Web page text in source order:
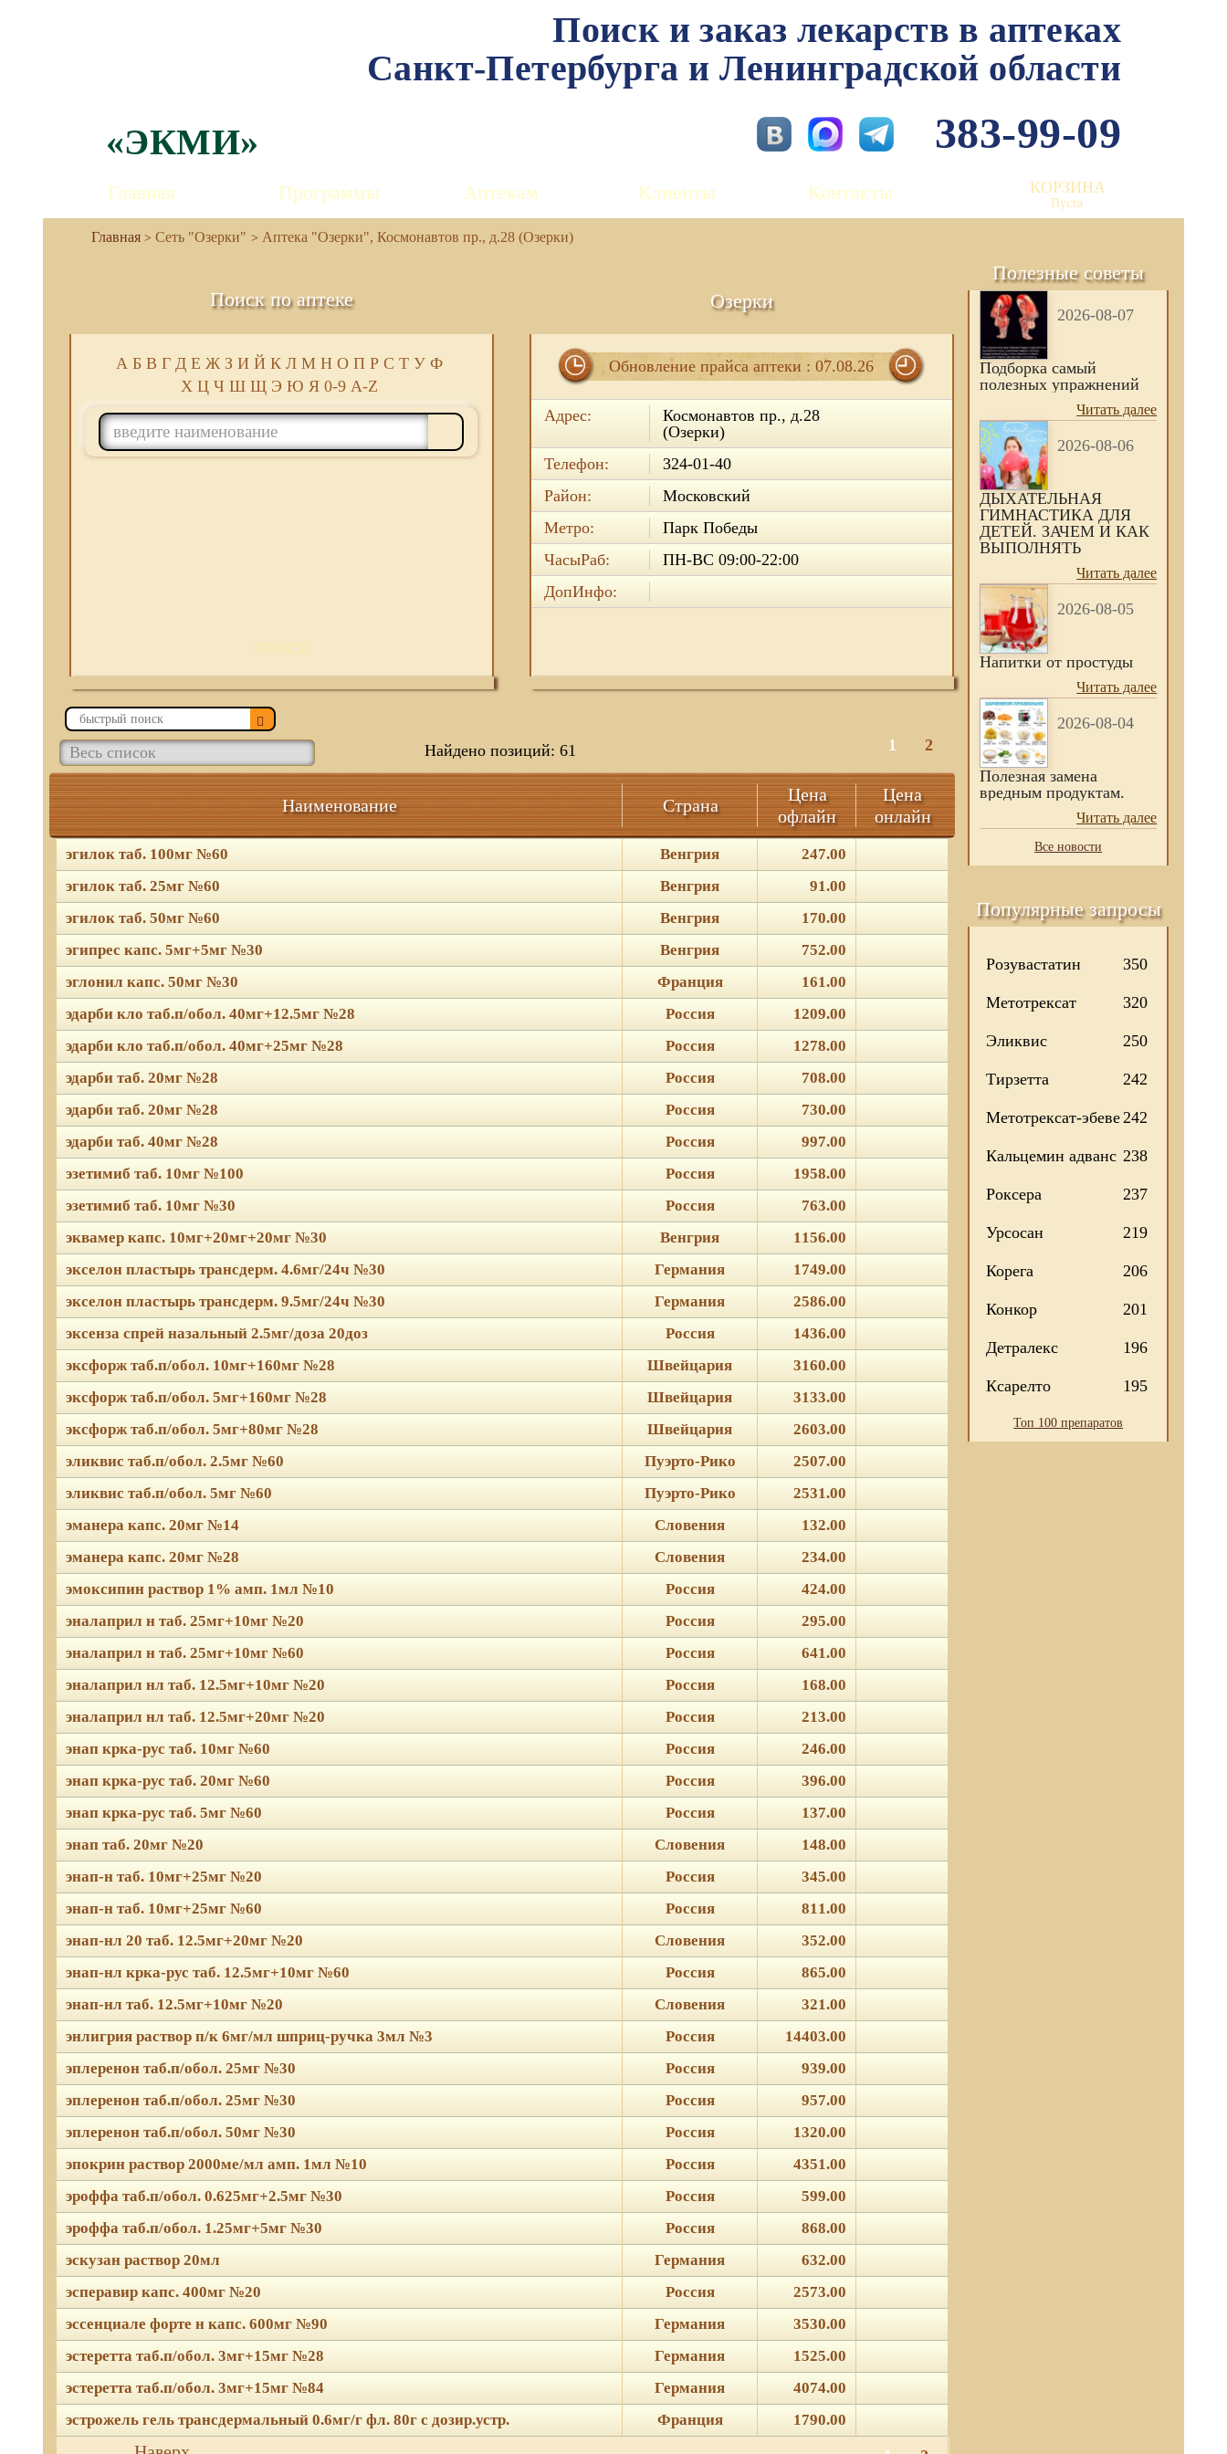
Поиск и заказ лекарств в аптеках
Санкт-Петербурга и Ленинградской области
383-99-09
«ЭКМИ»
Главная Программы Аптекам Клиенты Контакты КОРЗИНА
Пуста
Сеть "Озерки" Аптека "Озерки", Космонавтов пр., д.28 (Озерки)
Поиск по аптеке
А Б В Г Д Е Ж З И Й К Л М Н О П Р С Т У Ф
Х Ц Ч Ш Щ Э Ю Я 0-9 A-Z
ПОИСК
Озерки
Обновление прайса аптеки : 07.08.26
Адрес:
Космонавтов пр., д.28
(Озерки)
Телефон:
324-01-40
Район:
Московский
Метро:
Парк Победы
ЧасыРаб:
ПН-ВС 09:00-22:00
ДопИнфо:
Найдено позиций: 61 1 2
Наименование Страна
Цена
офлайн
Цена
онлайн
эгилок таб. 100мг №60 Венгрия
247.00
эгилок таб. 25мг №60
Венгрия
91.00
эгилок таб. 50мг №60
Венгрия
170.00
эгипрес капс. 5мг+5мг №30
Венгрия
752.00
эглонил капс. 50мг №30
Франция
161.00
эдарби кло таб.п/обол. 40мг+12.5мг №28
Россия
1209.00
эдарби кло таб.п/обол. 40мг+25мг №28
Россия
1278.00
эдарби таб. 20мг №28
Россия
708.00
эдарби таб. 20мг №28
Россия
730.00
эдарби таб. 40мг №28
Россия
997.00
эзетимиб таб. 10мг №100
Россия
1958.00
эзетимиб таб. 10мг №30
Россия
763.00
эквамер капс. 10мг+20мг+20мг №30
Венгрия
1156.00
экселон пластырь трансдерм. 4.6мг/24ч №30
Германия
1749.00
экселон пластырь трансдерм. 9.5мг/24ч №30
Германия
2586.00
эксенза спрей назальный 2.5мг/доза 20доз
Россия
1436.00
эксфорж таб.п/обол. 10мг+160мг №28
Швейцария
3160.00
эксфорж таб.п/обол. 5мг+160мг №28
Швейцария
3133.00
эксфорж таб.п/обол. 5мг+80мг №28
Швейцария
2603.00
эликвис таб.п/обол. 2.5мг №60
Пуэрто-Рико
2507.00
эликвис таб.п/обол. 5мг №60
Пуэрто-Рико
2531.00
эманера капс. 20мг №14
Словения
132.00
эманера капс. 20мг №28
Словения
234.00
эмоксипин раствор 1% амп. 1мл №10
Россия
424.00
эналаприл н таб. 25мг+10мг №20
Россия
295.00
эналаприл н таб. 25мг+10мг №60
Россия
641.00
эналаприл нл таб. 12.5мг+10мг №20
Россия
168.00
эналаприл нл таб. 12.5мг+20мг №20
Россия
213.00
энап крка-рус таб. 10мг №60
Россия
246.00
энап крка-рус таб. 20мг №60
Россия
396.00
энап крка-рус таб. 5мг №60
Россия
137.00
энап таб. 20мг №20
Словения
148.00
энап-н таб. 10мг+25мг №20
Россия
345.00
энап-н таб. 10мг+25мг №60
Россия
811.00
энап-нл 20 таб. 12.5мг+20мг №20
Словения
352.00
энап-нл крка-рус таб. 12.5мг+10мг №60
Россия
865.00
энап-нл таб. 12.5мг+10мг №20
Словения
321.00
энлигрия раствор п/к 6мг/мл шприц-ручка 3мл №3
Россия
14403.00
эплеренон таб.п/обол. 25мг №30
Россия
939.00
эплеренон таб.п/обол. 25мг №30
Россия
957.00
эплеренон таб.п/обол. 50мг №30
Россия
1320.00
эпокрин раствор 2000ме/мл амп. 1мл №10
Россия
4351.00
эроффа таб.п/обол. 0.625мг+2.5мг №30
Россия
599.00
эроффа таб.п/обол. 1.25мг+5мг №30
Россия
868.00
эскузан раствор 20мл
Германия
632.00
эсперавир капс. 400мг №20
Россия
2573.00
эссенциале форте н капс. 600мг №90
Германия
3530.00
эстеретта таб.п/обол. 3мг+15мг №28
Германия
1525.00
эстеретта таб.п/обол. 3мг+15мг №84
Германия
4074.00
эстрожель гель трансдермальный 0.6мг/г фл. 80г с дозир.устр.
Франция 1790.00
Полезные советы
2026-08-07
Подборка самый
полезных упражнений
Читать далее
2026-08-06
ДЫХАТЕЛЬНАЯ
ГИМНАСТИКА ДЛЯ
ДЕТЕЙ. ЗАЧЕМ И КАК
ВЫПОЛНЯТЬ
Читать далее
2026-08-05
Напитки от простуды
Читать далее
2026-08-04
Полезная замена
вредным продуктам.
Читать далее
Все новости
Популярные запросы
Розувастатин 350
Метотрексат 320
Эликвис 250
Тирзетта 242
Метотрексат-эбеве242
Кальцемин адванс 238
Роксера 237
Урсосан 219
Корега 206
Конкор 201
Детралекс 196
Ксарелто 195
Топ 100 препаратов
Мы используем файлы Сookie для корректной работы веб-сайта. Подробности - вПолитике в отношении обработки